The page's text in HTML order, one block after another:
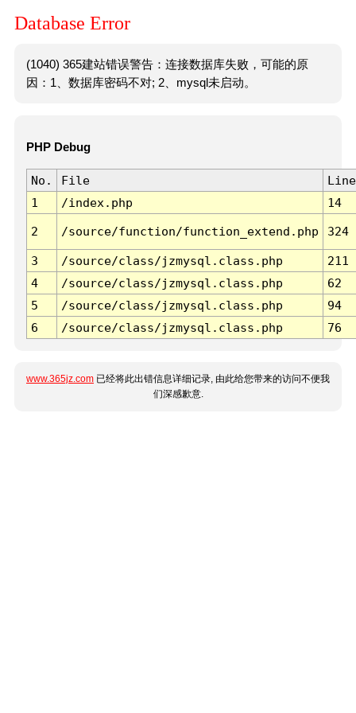
Database Error
(1040) 365建站错误警告：连接数据库失败，可能的原
因：1、数据库密码不对; 2、mysql未启动。
PHP Debug
No. File
Line
1
/index.php 14
2 /source/function/function_extend.php 324
3 /source/class/jzmysql.class.php
211
4
/source/class/jzmysql.class.php
62
5
/source/class/jzmysql.class.php
94
6
/source/class/jzmysql.class.php 76
www.365jz.com 已经将此出错信息详细记录, 由此给您带来的访问不便我
们深感歉意.